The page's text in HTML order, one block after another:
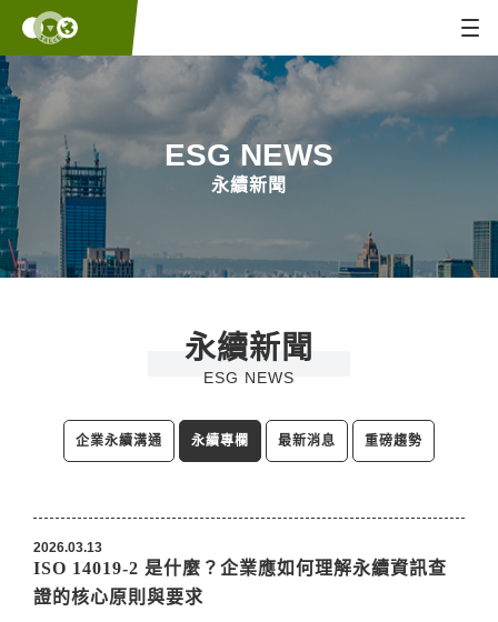
ESG NEWS
永續新聞
永續新聞
ESG NEWS
企業永續溝通 永續專欄 最新消息 重磅趨勢
2026.03.13
ISO 14019-2 是什麼？企業應如何理解永續資訊查
證的核心原則與要求